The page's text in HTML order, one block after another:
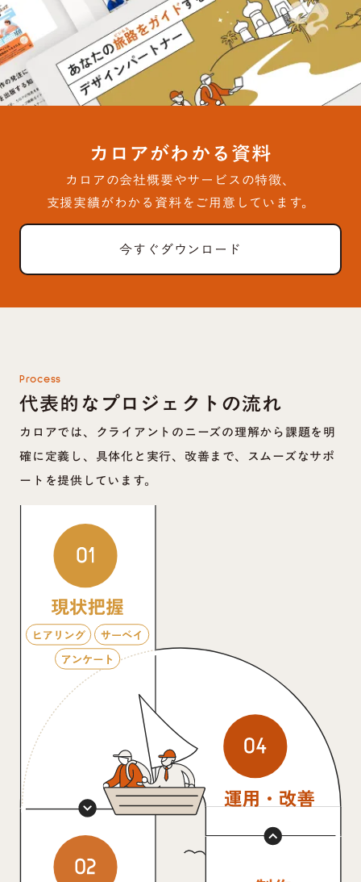
カロアがわかる資料
カロアの会社概要やサービスの特徴、
支援実績がわかる資料をご用意しています。
今すぐダウンロード
Process
代表的なプロジェクトの流れ
カロアでは、クライアントのニーズの理解から課題を明
確に定義し、具体化と実行、改善まで、スムーズなサポ
ートを提供しています。